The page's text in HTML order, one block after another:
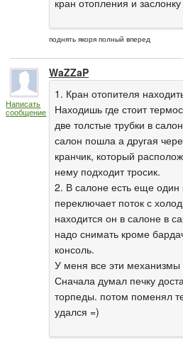
поднять якоря полный вперед
Написать
сообщение
WaZZaP
1. Кран отопителя
Находишь где стоит
две толстые трубки в
салон пошла а другая
кранчик, который
нему подходит тросик.
2. В салоне есть еще
переключает поток с
находится он в салоне в
надо снимать кроме
консоль.
У меня все эти
Сначала думал печку
торпеды. потом поменял
удался =)